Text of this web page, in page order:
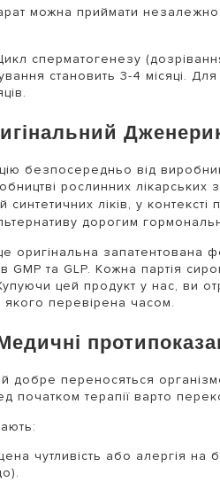
можна приймати незалежно
сперматогенезу
становить 3-4 місяці.
безпосередньо від
рослинних
синтетичних ліків, у
дорогим
оригінальна запатентована
GMP та GLP. Кожна партія
цей продукт у нас, ви
якого перевірена часом.
добре переносяться
терапії варто
чутливість або алергія